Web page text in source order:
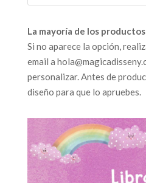
La mayoría de los
Si no aparece la opción,
email a
personalizar. Antes de
diseño para que lo apruebes.